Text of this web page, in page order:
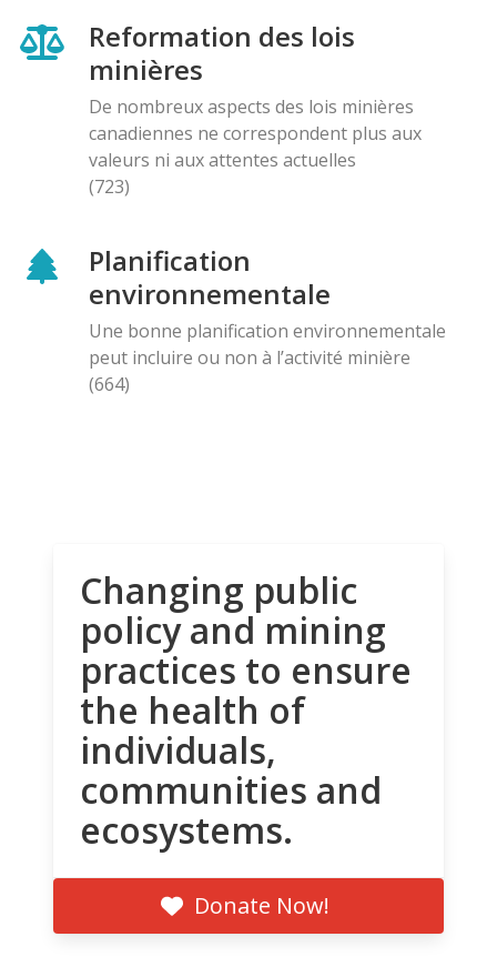
Reformation des lois
minières
De nombreux aspects des lois minières
canadiennes ne correspondent plus aux
valeurs ni aux attentes actuelles
(723)
Planification
environnementale
Une bonne planification environnementale
peut incluire ou non à l’activité minière
(664)
Changing public
policy and mining
practices to ensure
the health of
individuals,
communities and
ecosystems.
Donate Now!